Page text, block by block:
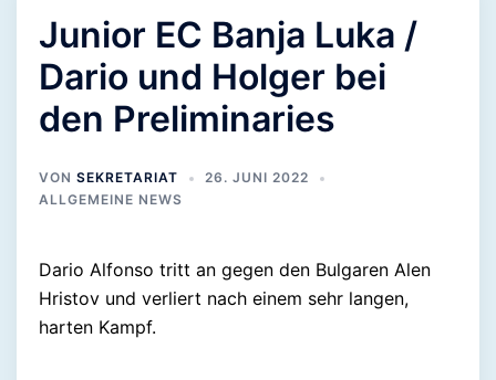
Junior EC Banja Luka /
Dario und Holger bei
den Preliminaries
VON SEKRETARIAT
26. JUNI 2022
ALLGEMEINE NEWS
Dario Alfonso tritt an gegen den Bulgaren Alen
Hristov und verliert nach einem sehr langen,
harten Kampf.